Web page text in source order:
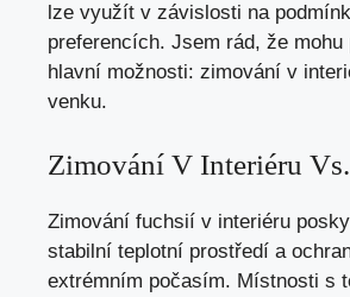
lze využít v závislosti na
preferencích. Jsem rád, že
hlavní možnosti: zimování v
venku.
Zimování V Interiéru
Zimování fuchsií v interiéru
stabilní teplotní prostředí a
extrémním počasím. Místnosti s